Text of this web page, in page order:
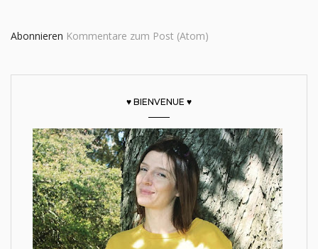
Abonnieren Kommentare zum Post (Atom)
♥ BIENVENUE ♥